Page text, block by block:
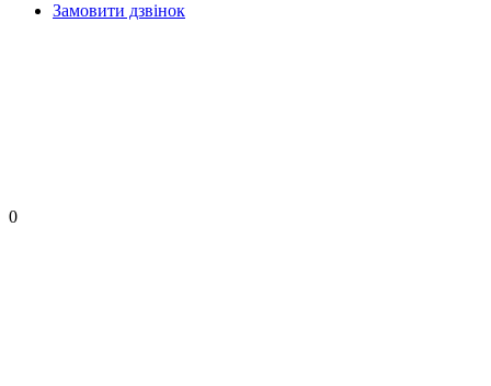
Замовити дзвінок
0